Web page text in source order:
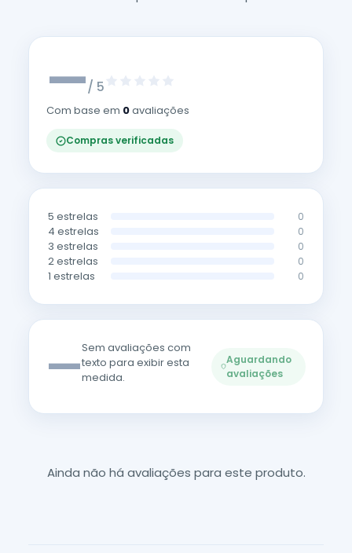
—/ 5
Com base em 0avaliações
Compras verificadas
5 estrelas 0
4 estrelas 0
3 estrelas 0
2 estrelas 0
1 estrelas 0
—Sem avaliações com
texto para exibir esta
medida.
Aguardando
avaliações
Ainda não há avaliações para este produto.